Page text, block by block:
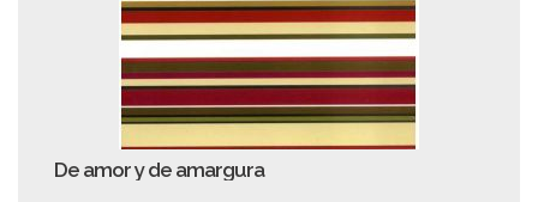
De amor y de amargura